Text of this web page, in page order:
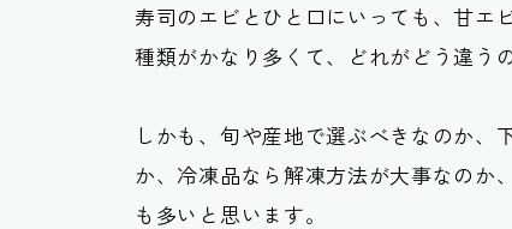
寿司のエビとひと口にいっても、甘エ
種類がかなり多くて、どれがどう違う
しかも、旬や産地で選ぶべきなのか、
か、冷凍品なら解凍方法が大事なのか
も多いと思います。